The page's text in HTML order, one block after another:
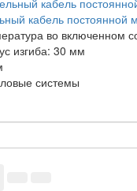
кабель постоянной
во включенном
изгиба: 30 мм
системы